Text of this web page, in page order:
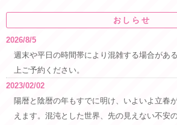
おしらせ
2026/8/5
週末や平日の時間帯により混雑する場合があ
上ご予約ください。
2023/02/02
陽暦と陰暦の年もすでに明け、いよいよ立春
えます。混沌とした世界、先の見えない不安